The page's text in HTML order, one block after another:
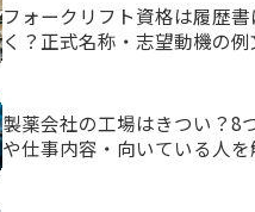
フォークリフト資格は履歴
く？正式名称・志望動機の例
製薬会社の工場はきつい？8
や仕事内容・向いている人を